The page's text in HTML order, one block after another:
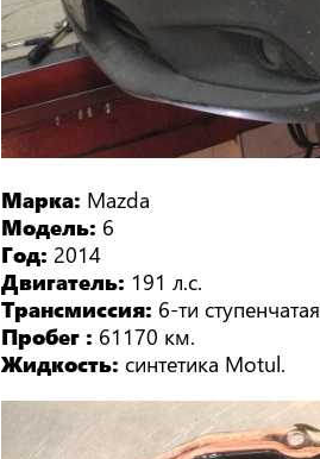
Марка: Mazda
Модель: 6
Год: 2014
Двигатель: 191 л.с.
Трансмиссия: 6-ти ступенчатая
Пробег : 61170 км.
Жидкость:синтетика Motul.